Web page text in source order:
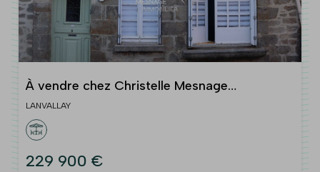
À vendre chez Christelle Mesnage
Immobilier, DINAN BORDS DE
LANVALLAY
229 900 €